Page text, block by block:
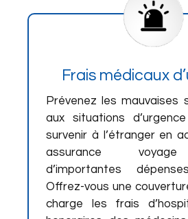
Frais médicaux
Prévenez les mauvaises
aux situations
survenir à l’étranger en
assurance
d’importantes
Offrez-vous une
charge les frais